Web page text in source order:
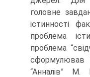
головне
істинності
проблема
проблема
сформулював
“Анналів” М.